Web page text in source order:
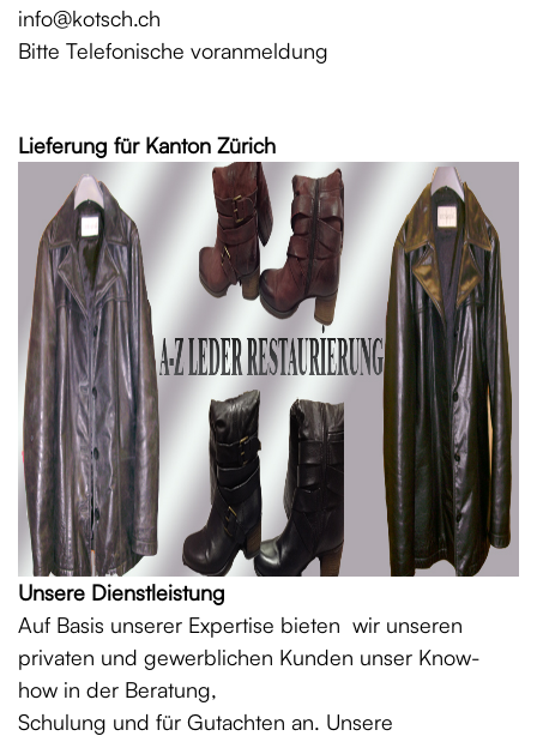
info@kotsch.ch
Bitte Telefonische voranmeldung
Lieferung für Kanton Zürich
Unsere Dienstleistung
Auf Basis unserer Expertise bieten wir unseren
privaten und gewerblichen Kunden unser Know-
how in der Beratung,
Schulung und für Gutachten an. Unsere